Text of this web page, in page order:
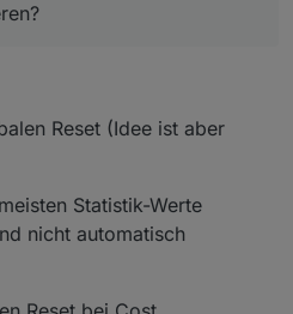
Reset (Idee ist aber
Statistik-Werte
nicht automatisch